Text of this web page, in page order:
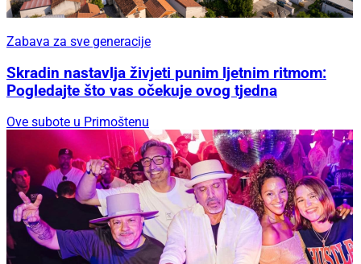
Zabava za sve generacije
Skradin nastavlja živjeti punim ljetnim ritmom:
Pogledajte što vas očekuje ovog tjedna
Ove subote u Primoštenu